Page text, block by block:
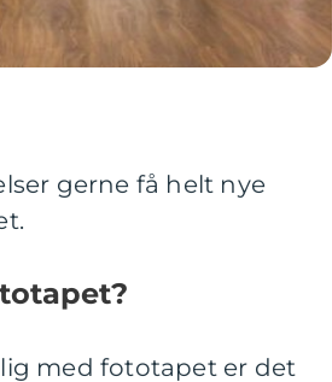
gerne få helt nye
med fototapet er det